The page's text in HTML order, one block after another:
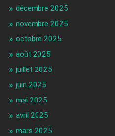
décembre 2025
novembre 2025
octobre 2025
août 2025
juillet 2025
juin 2025
mai 2025
avril 2025
mars 2025